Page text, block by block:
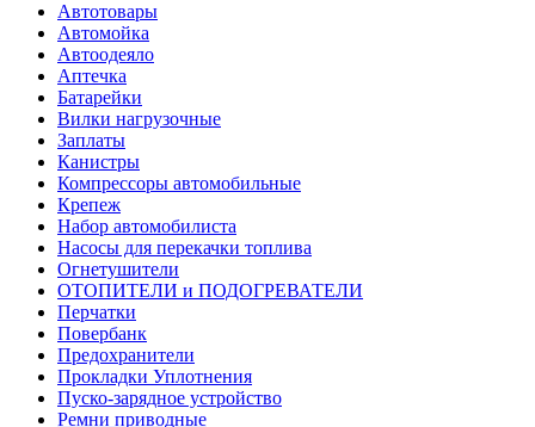
Автотовары
Автомойка
Автоодеяло
Аптечка
Батарейки
Вилки нагрузочные
Заплаты
Канистры
Компрессоры автомобильные
Крепеж
Набор автомобилиста
Насосы для перекачки топлива
Огнетушители
ОТОПИТЕЛИ и ПОДОГРЕВАТЕЛИ
Перчатки
Повербанк
Предохранители
Прокладки Уплотнения
Пуско-зарядное устройство
Ремни приводные